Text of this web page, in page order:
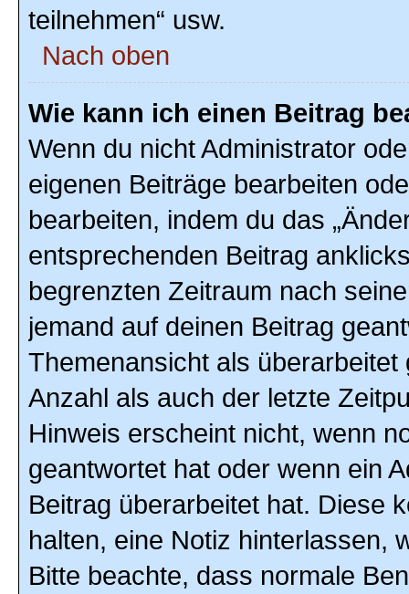
teilnehmen“ usw.
Nach oben
Wie kann ich einen Beitrag
Wenn du nicht Administrator
eigenen Beiträge bearbeiten
bearbeiten, indem du das
entsprechenden Beitrag
begrenzten Zeitraum nach
jemand auf deinen Beitrag
Themenansicht als
Anzahl als auch der letzte
Hinweis erscheint nicht, wenn
geantwortet hat oder wenn ein
Beitrag überarbeitet hat. Diese
halten, eine Notiz hinterlassen,
Bitte beachte, dass normale